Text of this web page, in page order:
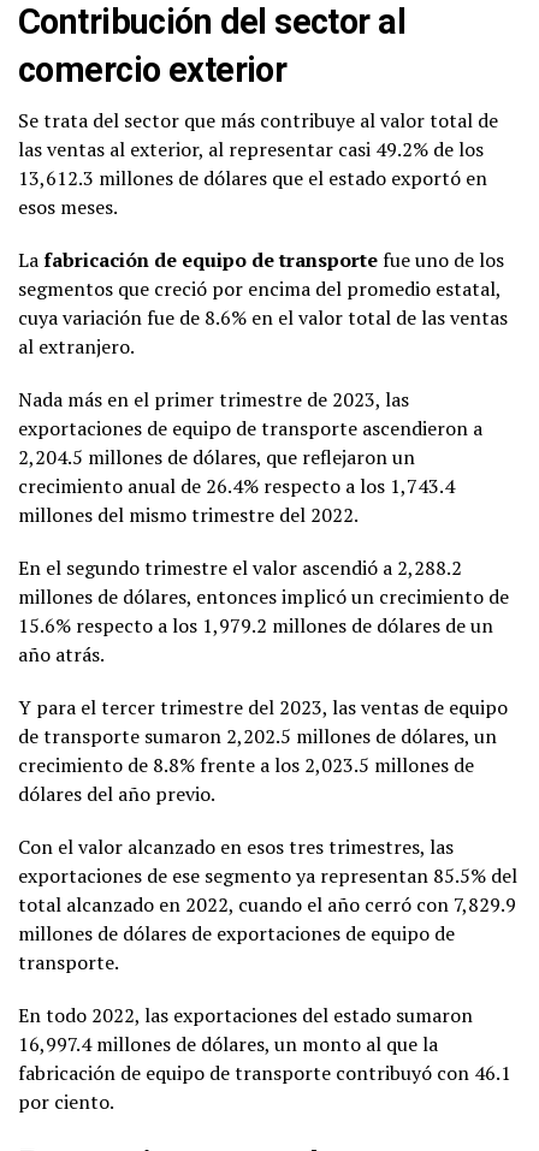
Contribución del sector al
comercio exterior
Se trata del sector que más contribuye al valor total de
las ventas al exterior, al representar casi 49.2% de los
13,612.3 millones de dólares que el estado exportó en
esos meses.
Lafabricación de equipo de transportefue uno de los
segmentos que creció por encima del promedio estatal,
cuya variación fue de 8.6% en el valor total de las ventas
al extranjero.
Nada más en el primer trimestre de 2023, las
exportaciones de equipo de transporte ascendieron a
2,204.5 millones de dólares, que reflejaron un
crecimiento anual de 26.4% respecto a los 1,743.4
millones del mismo trimestre del 2022.
En el segundo trimestre el valor ascendió a 2,288.2
millones de dólares, entonces implicó un crecimiento de
15.6% respecto a los 1,979.2 millones de dólares de un
año atrás.
Y para el tercer trimestre del 2023, las ventas de equipo
de transporte sumaron 2,202.5 millones de dólares, un
crecimiento de 8.8% frente a los 2,023.5 millones de
dólares del año previo.
Con el valor alcanzado en esos tres trimestres, las
exportaciones de ese segmento ya representan 85.5% del
total alcanzado en 2022, cuando el año cerró con 7,829.9
millones de dólares de exportaciones de equipo de
transporte.
En todo 2022, las exportaciones del estado sumaron
16,997.4 millones de dólares, un monto al que la
fabricación de equipo de transporte contribuyó con 46.1
por ciento.